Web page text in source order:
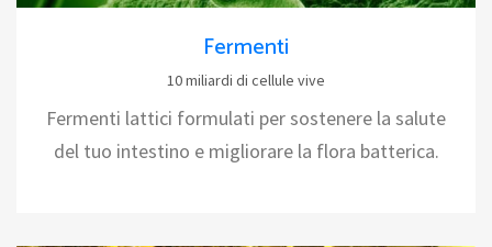
Fermenti
10 miliardi di cellule vive
Fermenti lattici formulati per sostenere la salute
del tuo intestino e migliorare la flora batterica.